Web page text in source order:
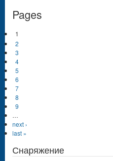
Pages
1
2
3
4
5
6
7
8
9
…
next ›
last »
Снаряжение